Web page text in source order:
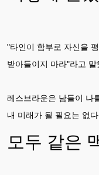
"타인이 함부로 자신을
받아들이지 마라"라고 말
레스브라운은 남들이 나
내 미래가 될 필요는 없
모두 같은